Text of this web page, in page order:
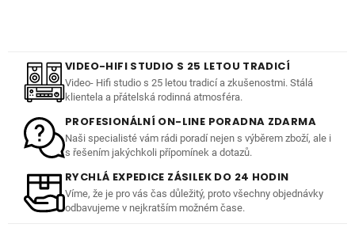
VIDEO-HIFI STUDIO S 25 LETOU TRADICÍ
Video- Hifi studio s 25 letou tradicí a zkušenostmi. Stálá
klientela a přátelská rodinná atmosféra.
PROFESIONÁLNÍ ON-LINE PORADNA ZDARMA
Naši specialisté vám rádi poradí nejen s výběrem zboží, ale i
s řešením jakýchkoli přípomínek a dotazů.
RYCHLÁ EXPEDICE ZÁSILEK DO 24 HODIN
Víme, že je pro vás čas důležitý, proto všechny objednávky
odbavujeme v nejkratším možném čase.